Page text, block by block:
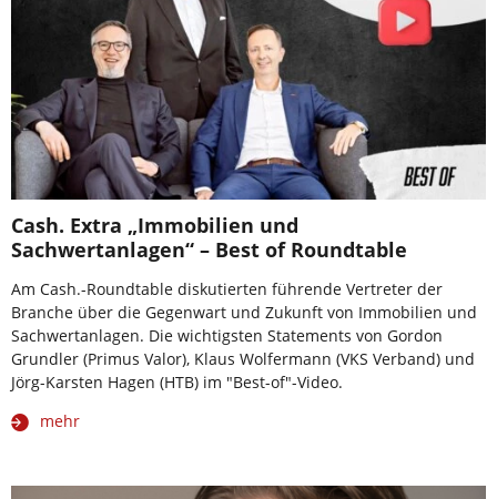
Cash. Extra „Immobilien und
Sachwertanlagen“ – Best of Roundtable
Am Cash.-Roundtable diskutierten führende Vertreter der
Branche über die Gegenwart und Zukunft von Immobilien und
Sachwertanlagen. Die wichtigsten Statements von Gordon
Grundler (Primus Valor), Klaus Wolfermann (VKS Verband) und
Jörg-Karsten Hagen (HTB) im "Best-of"-Video.
mehr